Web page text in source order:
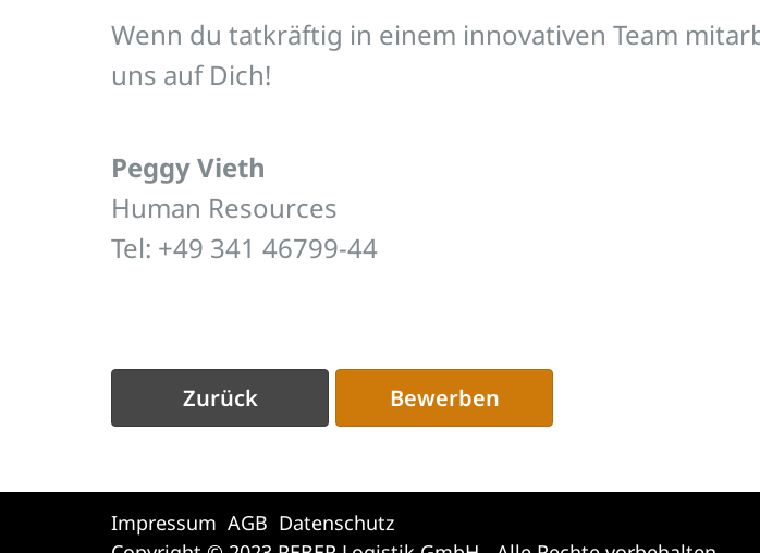
Wenn du tatkräftig in einem innovativen Team
uns auf Dich!
Peggy Vieth
Human Resources
Tel: +49 341 46799-44
Zurück Bewerben
Impressum AGB Datenschutz